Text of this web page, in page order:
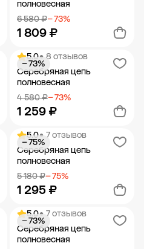
полновесная
6 580 ₽− 73%
1 809 ₽
Добавить в корзину
5.0• 8 отзывов
Серебряная цепь
полновесная
4 580 ₽− 73%
1 259 ₽
− 73%
Добавить в корзину
5.0• 7 отзывов
Серебряная цепь
полновесная
5 180 ₽− 75%
1 295 ₽
− 75%
Добавить в корзину
5.0• 7 отзывов
Серебряная цепь
полновесная
− 73%